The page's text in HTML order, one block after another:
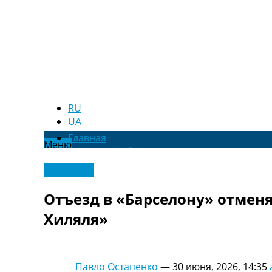
RU
UA
МенюГлавная
Новости футбола
Видео
Трансферы
Новости футбола Украины
Последние комментарии
Конкурс прогнозов
Отъезд в «Барселону»
Хиляля»
Павло Остапенко —30 июня, 2026, 14:35